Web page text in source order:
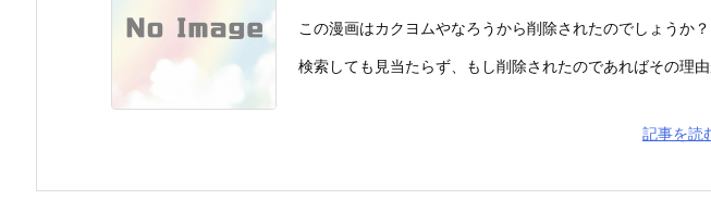
この漫画はカクヨムやなろうから削除されたのでしょうか？
検索しても見当たらず、もし削除されたのであればその理由
記事を読